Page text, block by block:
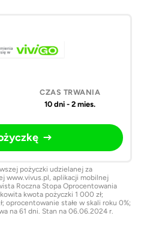
10 dni - 2 mies.
pożyczki udzielanej za
www.vivus.pl, aplikacji mobilnej
Roczna Stopa Oprocentowania
kwota pożyczki 1 000 zł;
oprocentowanie stałe w skali roku 0%;
na 61 dni. Stan na 06.06.2024 r.